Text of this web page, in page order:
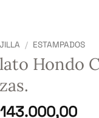
/ ESTAMPADOS
Hondo